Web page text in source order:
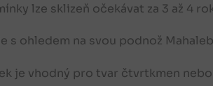
lze sklizeň očekávat za 3 až 4
s ohledem na svou podnož
je vhodný pro tvar čtvrtkmen